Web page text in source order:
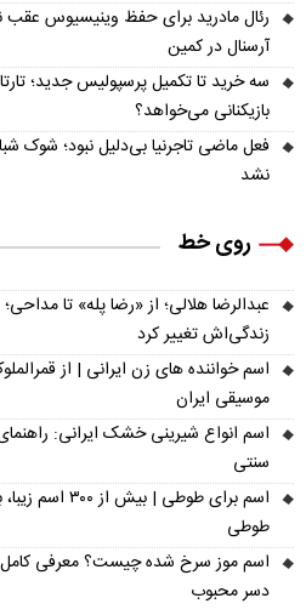
رئال مادرید برای حفظ وینیسیوس عقب
آرسنال در کمین
سه خرید تا تکمیل پرسپولیس جدید؛
بازیکنانی می‌خواهد؟
فعل ماضی تاجرنیا بی‌دلیل نبود؛ شوک
نشد
روی خط
عبدالرضا هلالی؛ از «رضا پله» تا
زندگی‌اش تغییر کرد
اسم خواننده های زن ایرانی | از
موسیقی ایران
اسم انواع شیرینی خشک ایرانی:
سنتی
اسم برای طوطی
طوطی
اسم موز سرخ شده چیست؟ معرفی کامل
دسر محبوب